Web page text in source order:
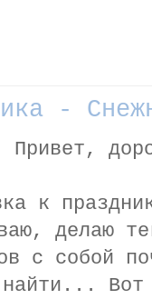
-
Привет,
к
делаю
с собой
Вот